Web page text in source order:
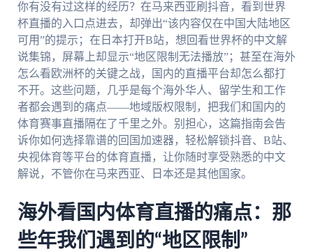
你有没有过这样的经历？在马来西亚刷抖音，看到世界
杯直播的入口点进去，却弹出“该内容仅在中国大陆地区
可用”的提示；在日本打开B站，想回看世界杯的中文解
说集锦，屏幕上却显示“地区限制无法播放”；甚至在海外
怎么看欧洲杯的关键之战，国内的直播平台却怎么都打
不开。这些问题，几乎是每个海外华人、留学生和工作
者都会遇到的痛点——地域版权限制，把我们和国内的
体育赛事直播隔在了千里之外。别担心，这篇指南会告
诉你如何选择靠谱的回国加速器，轻松解锁抖音、B站、
央视体育等平台的体育直播，让你随时享受熟悉的中文
解说，不管你在马来西亚、日本还是其他国家。
海外看国内体育直播的痛点：那
些年我们遇到的“地区限制”